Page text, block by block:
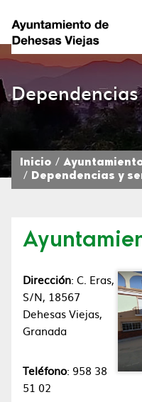
Inicio
Dependencias y
Dirección: C. Eras,
S/N, 18567
Dehesas Viejas,
Granada
Teléfono: 958 38
51 02